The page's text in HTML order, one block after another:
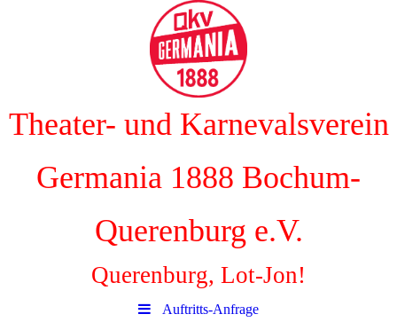
Theater- und Karnevalsverein
Germania 1888 Bochum-
Querenburg e.V.
Querenburg, Lot-Jon!
Auftritts-Anfrage